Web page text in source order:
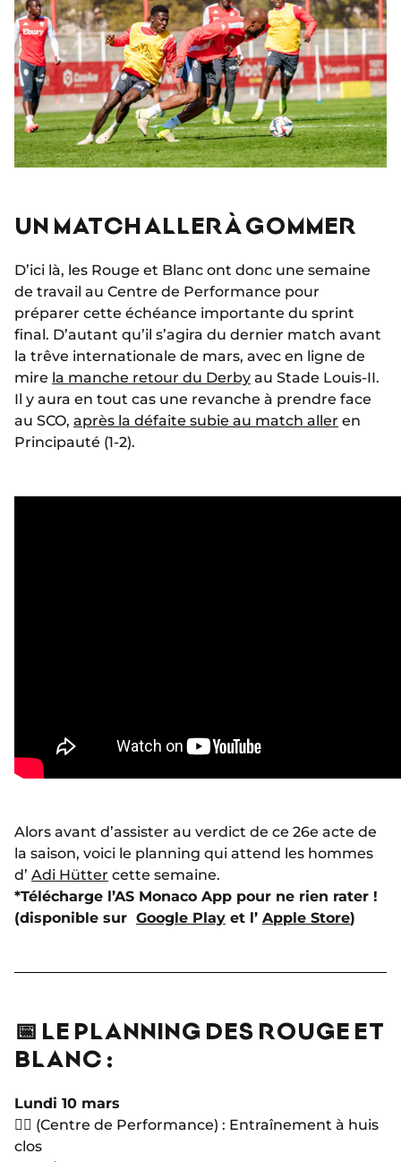
UN MATCH ALLER À GOMMER
D’ici là, les Rouge et Blanc ont donc une semaine
de travail au Centre de Performance pour
préparer cette échéance importante du sprint
final. D’autant qu’il s’agira du dernier match avant
la trêve internationale de mars, avec en ligne de
mire la manche retour du Derby au Stade Louis-II.
Il y aura en tout cas une revanche à prendre face
au SCO, après la défaite subie au match aller en
Principauté (1-2).
Alors avant d’assister au verdict de ce 26e acte de
la saison, voici le planning qui attend les hommes
d’ Adi Hütter cette semaine.
*Télécharge l’AS Monaco App pour ne rien rater !
(disponible sur Google Play et l’ Apple Store)
📅 LE PLANNING DES ROUGE ET
BLANC :
Lundi 10 mars
🏋🏻 (Centre de Performance) : Entraînement à huis
clos